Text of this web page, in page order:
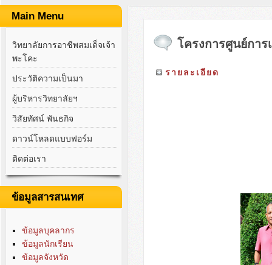
Main Menu
วิทยาลัยการอาชีพสมเด็จเจ้า
พะโคะ
ประวัติความเป็นมา
ผู้บริหารวิทยาลัยฯ
วิสัยทัศน์ พันธกิจ
ดาวน์โหลดแบบฟอร์ม
ติดต่อเรา
ข้อมูลสารสนเทศ
ข้อมูลบุคลากร
ข้อมูลนักเรียน
ข้อมูลจังหวัด
โครงการศูนย์การ
รายละเอียด